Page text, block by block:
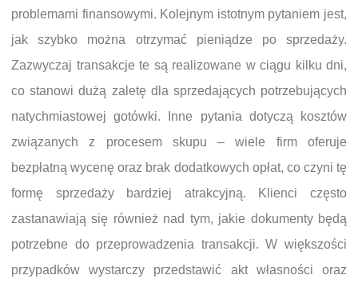
problemami finansowymi. Kolejnym istotnym pytaniem jest,
jak szybko można otrzymać pieniądze po sprzedaży.
Zazwyczaj transakcje te są realizowane w ciągu kilku dni,
co stanowi dużą zaletę dla sprzedających potrzebujących
natychmiastowej gotówki. Inne pytania dotyczą kosztów
związanych z procesem skupu – wiele firm oferuje
bezpłatną wycenę oraz brak dodatkowych opłat, co czyni tę
formę sprzedaży bardziej atrakcyjną. Klienci często
zastanawiają się również nad tym, jakie dokumenty będą
potrzebne do przeprowadzenia transakcji. W większości
przypadków wystarczy przedstawić akt własności oraz